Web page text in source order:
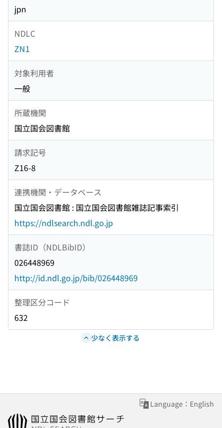
jpn
NDLC
ZN1
対象利用者
一般
所蔵機関
国立国会図書館
請求記号
Z16-8
連携機関・データベース
国立国会図書館 : 国立国会図書館雑誌記事索引
https://ndlsearch.ndl.go.jp
書誌ID（NDLBibID）
026448969
http://id.ndl.go.jp/bib/026448969
整理区分コード
632
少なく表示する
Language：English